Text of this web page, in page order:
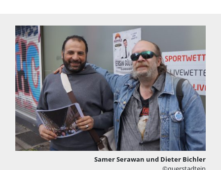
Samer Serawan und Dieter Bichler